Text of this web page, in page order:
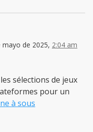
mayo de 2025, 2:04 am
sélections de jeux
pour un
à sous